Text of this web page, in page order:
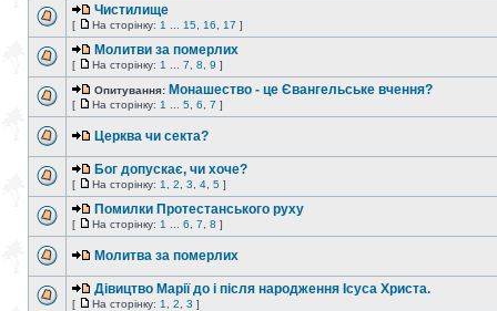
Чистилище
[ На сторінку: 1 15 16 17 ]
Молитви за померлих
[ На сторінку: 1 7 8 9 ]
Опитування: Монашество - це Євангельське вчення?
[ На сторінку: 1 5 6 7 ]
Церква чи секта?
Бог допускає, чи хоче?
[ На сторінку: 1 2 3 4 5 ]
Помилки Протестанського руху
[ На сторінку: 1 6 7 8 ]
Молитва за померлих
Дівицтво Марії до і після народження Ісуса Христа.
[ На сторінку: 1 2 3 ]